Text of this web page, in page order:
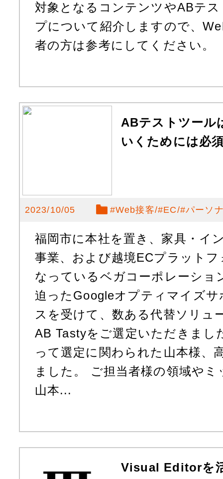
対象となるコンテンツやABテ
プについて紹介しますので、
者の方は参考にしてください
ABテストツール
いくためには必
2023/10/05 #Web接客 #EC #パーソ
福岡市に本社を置き、家具・イ
事業、および越境ECプラット
なっているベガコーポレーショ
迫ったGoogleオプティマイズ
スを受けて、数ある代替ソリュ
AB Tastyをご選定いただきまし
って選定に関わられた山本様、
ました。 ご担当者様の領域や
山本...
Visual Editorを